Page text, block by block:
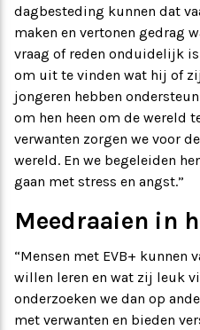
dagbesteding kunnen dat
maken en vertonen gedrag
vraag of reden onduidelijk
om uit te vinden wat hij of
jongeren hebben
om hen heen om de wereld
verwanten zorgen we voor
wereld. En we begeleiden
gaan met stress en angst.”
Meedraaien in
“Mensen met EVB+ kunnen
willen leren en wat zij leuk
onderzoeken we dan op
met verwanten en bieden